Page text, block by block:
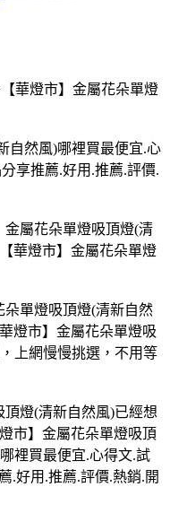
華燈市】金屬花朵單燈
自然風)哪裡買最便宜.心
享推薦.好用.推薦.評價.
屬花朵單燈吸頂燈(清
華燈市】金屬花朵單燈
單燈吸頂燈(清新自然
燈市】金屬花朵單燈吸
上網慢慢挑選，不用等
燈(清新自然風)已經想
市】金屬花朵單燈吸頂
裡買最便宜.心得文.試
.好用.推薦.評價.熱銷.開